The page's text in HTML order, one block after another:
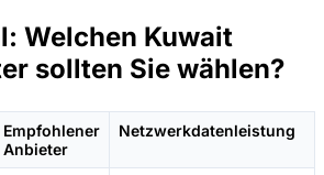
Welchen Kuwait
sollten Sie wählen?
Empfohlener
Anbieter
Netzwerkdatenleistung